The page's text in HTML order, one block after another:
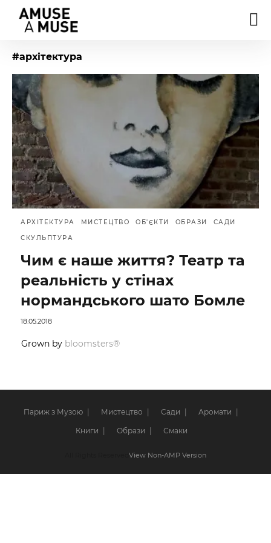
#архітектура
АРХІТЕКТУРА МИСТЕЦТВО ОБ'ЄКТИ ОБРАЗИ
САДИ
СКУЛЬПТУРА
Чим є наше життя? Театр та
реальність у стінах
нормандського шато Бомле
18.05.2018
Grown by bloomsters®
Париж з Музою Мистецтво Сади Аромати
Книги Образи Смаки
View Non-AMP Version